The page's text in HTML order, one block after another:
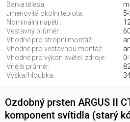
Barva tělesa:
Jmenovitá okolní teplota:
Nominální napětí.:
Vestavný průměr.:
Vhodné pro stropní montáž:
Vhodné pro vestavnou montáž:
Vhodné pro výkon světel. zdroje:
Vnější průměr:
Výška/hloubka:
Ozdobný prsten ARGUS II
komponent svítidla (starý